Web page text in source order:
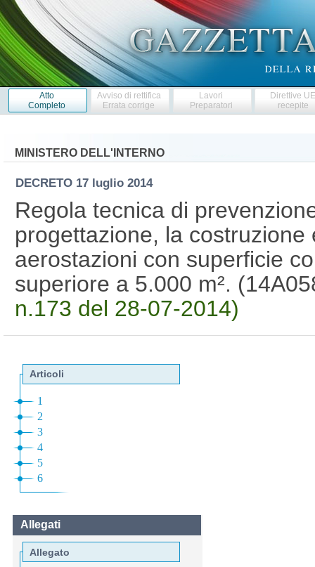
Atto
Completo
Avviso di rettifica
Errata corrige
Lavori
Preparatori
Direttive
recepite
MINISTERO DELL'INTERNO
DECRETO 17 luglio 2014
Regola tecnica di
progettazione, la
aerostazioni con superficie
superiore a 5.000 m².
n.173 del 28-07-2014)